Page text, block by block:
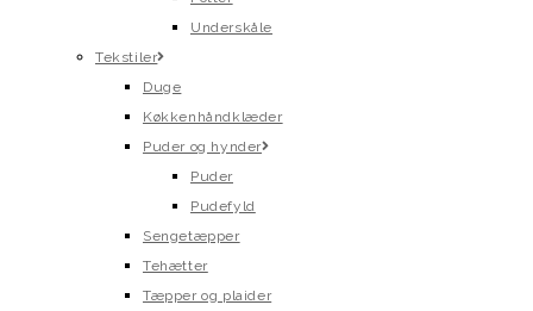
Underskåle
Tekstiler
Duge
Køkkenhåndklæder
Puder og hynder
Puder
Pudefyld
Sengetæpper
Tehætter
Tæpper og plaider